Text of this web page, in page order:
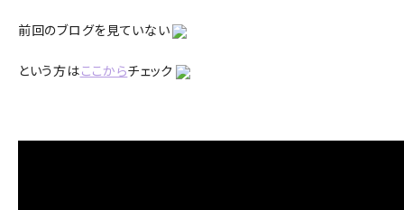
前回のブログを見ていない
という方はここからチェック